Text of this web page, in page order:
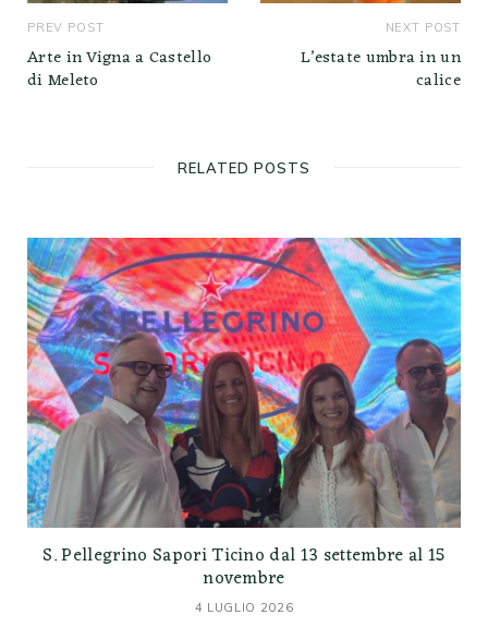
PREV POST
Arte in Vigna a Castello
di Meleto
NEXT POST
L’estate umbra in un
calice
RELATED POSTS
S. Pellegrino Sapori Ticino dal 13 settembre al 15
novembre
4 LUGLIO 2026